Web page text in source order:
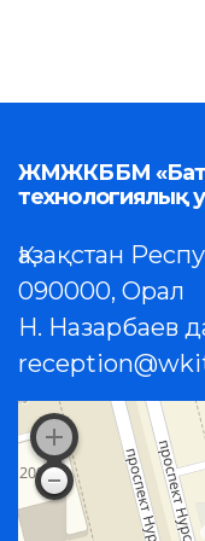
ЖМЖКББМ
технологиялық
Қазақстан
090000, Орал
Н. Назарбаев